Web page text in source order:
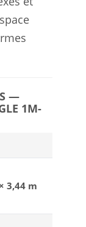
—
1M-
3,44 m